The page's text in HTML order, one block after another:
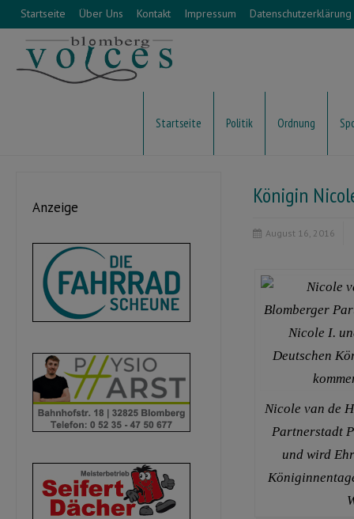
Startseite Über Uns Kontakt Impressum Datenschutzerklärung
Startseite Politik Ordnung
Königin
August 16, 2016
Nicole van de
Partnerstadt
und wird
Anzeige